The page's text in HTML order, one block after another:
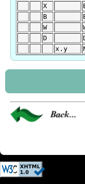
X
B
W
D
x.y